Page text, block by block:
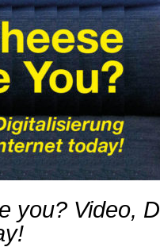
you? Video,